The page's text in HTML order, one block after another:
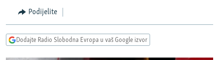
navigaciju
Pređite
na
CRNA GORA
VIDEO
PODCASTI
Podijelite
Dodajte Radio Slobodna Evropa u vaš Google izvor